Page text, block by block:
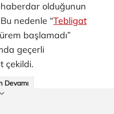
olduğunun
nedenle “Tebligat
başlamadı”
geçerli
çekildi.
Devamı